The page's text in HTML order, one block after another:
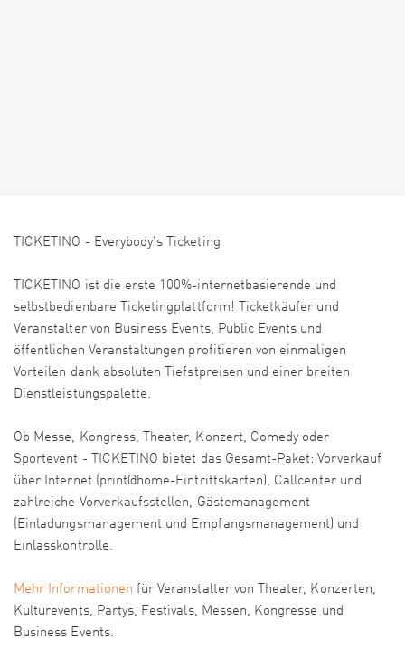
TICKETINO - Everybody's Ticketing
TICKETINO ist die erste 100%-internetbasierende und
selbstbedienbare Ticketingplattform! Ticketkäufer und
Veranstalter von Business Events, Public Events und
öffentlichen Veranstaltungen profitieren von einmaligen
Vorteilen dank absoluten Tiefstpreisen und einer breiten
Dienstleistungspalette.
Ob Messe, Kongress, Theater, Konzert, Comedy oder
Sportevent - TICKETINO bietet das Gesamt-Paket: Vorverkauf
über Internet (print@home-Eintrittskarten), Callcenter und
zahlreiche Vorverkaufsstellen, Gästemanagement
(Einladungsmanagement und Empfangsmanagement) und
Einlasskontrolle.
Mehr Informationen für Veranstalter von Theater, Konzerten,
Kulturevents, Partys, Festivals, Messen, Kongresse und
Business Events.